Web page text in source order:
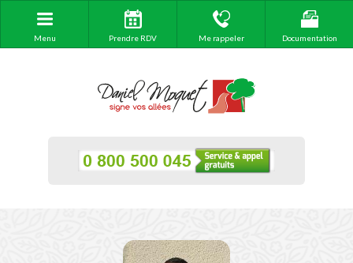
Menu Prendre RDV Me rappeler Documentation